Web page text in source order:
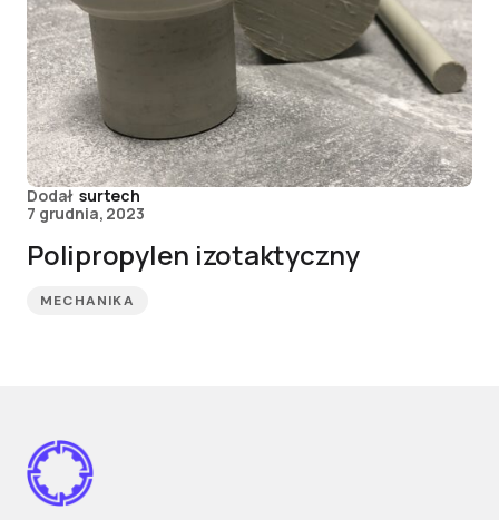
Dodał surtech
7 grudnia, 2023
Polipropylen izotaktyczny
MECHANIKA